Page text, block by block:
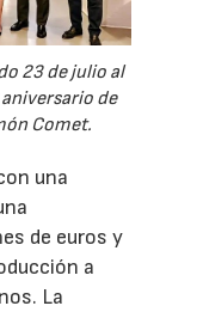
23 de julio al
de
Comet.
una
de euros y
a
La